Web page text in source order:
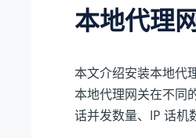
本地代理
本文介绍安装本地代
本地代理网关在不同
话并发数量、IP 话机